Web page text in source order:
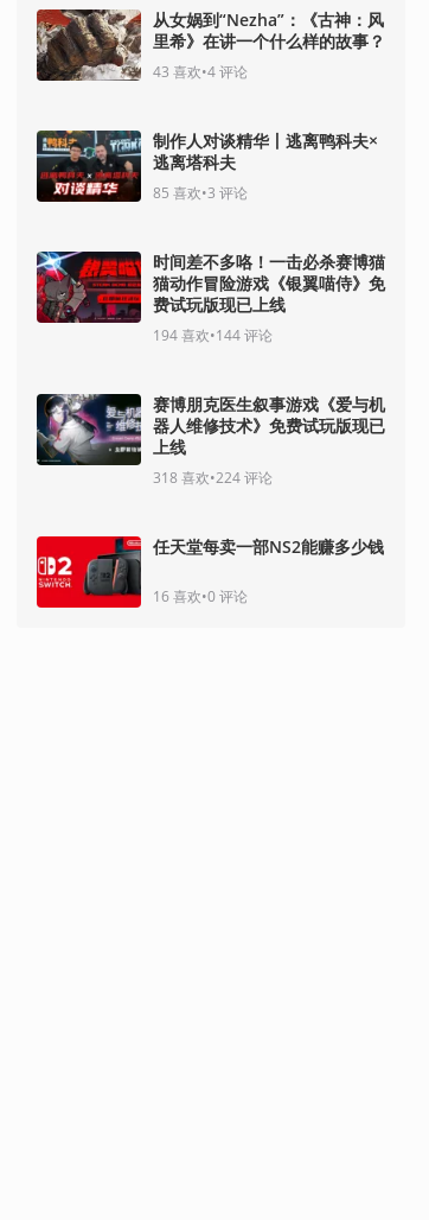
从女娲到“Nezha”：《古神：风
里希》在讲一个什么样的故事？
43 喜欢•4评论
制作人对谈精华丨逃离鸭科夫×
逃离塔科夫
85 喜欢•3 评论
时间差不多咯！一击必杀赛博猫
猫动作冒险游戏《银翼喵侍》免
费试玩版现已上线
194喜欢•144评论
赛博朋克医生叙事游戏《爱与机
器人维修技术》免费试玩版现已
上线
318 喜欢•224评论
任天堂每卖一部NS2能赚多少钱
16喜欢•0评论